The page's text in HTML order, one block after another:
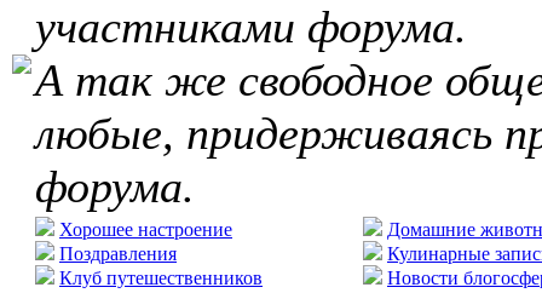
участниками форума.
А так же свободное
любые, придерживаясь
форума.
Хорошее настроение
Поздравления
Клуб путешественников
Домашние
Кулинарные
Новости